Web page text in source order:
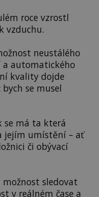
roce vzrostl
vzduchu.
neustálého
automatického
kvality dojde
se musel
se má ta která
jejím umístění – ať
či obývací
sledovat
v reálném čase a